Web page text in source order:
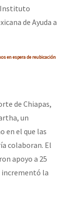
Instituto
de Ayuda a
en espera de reubicación
de Chiapas,
un
en el que las
colaboran. El
apoyo a 25
incrementó la